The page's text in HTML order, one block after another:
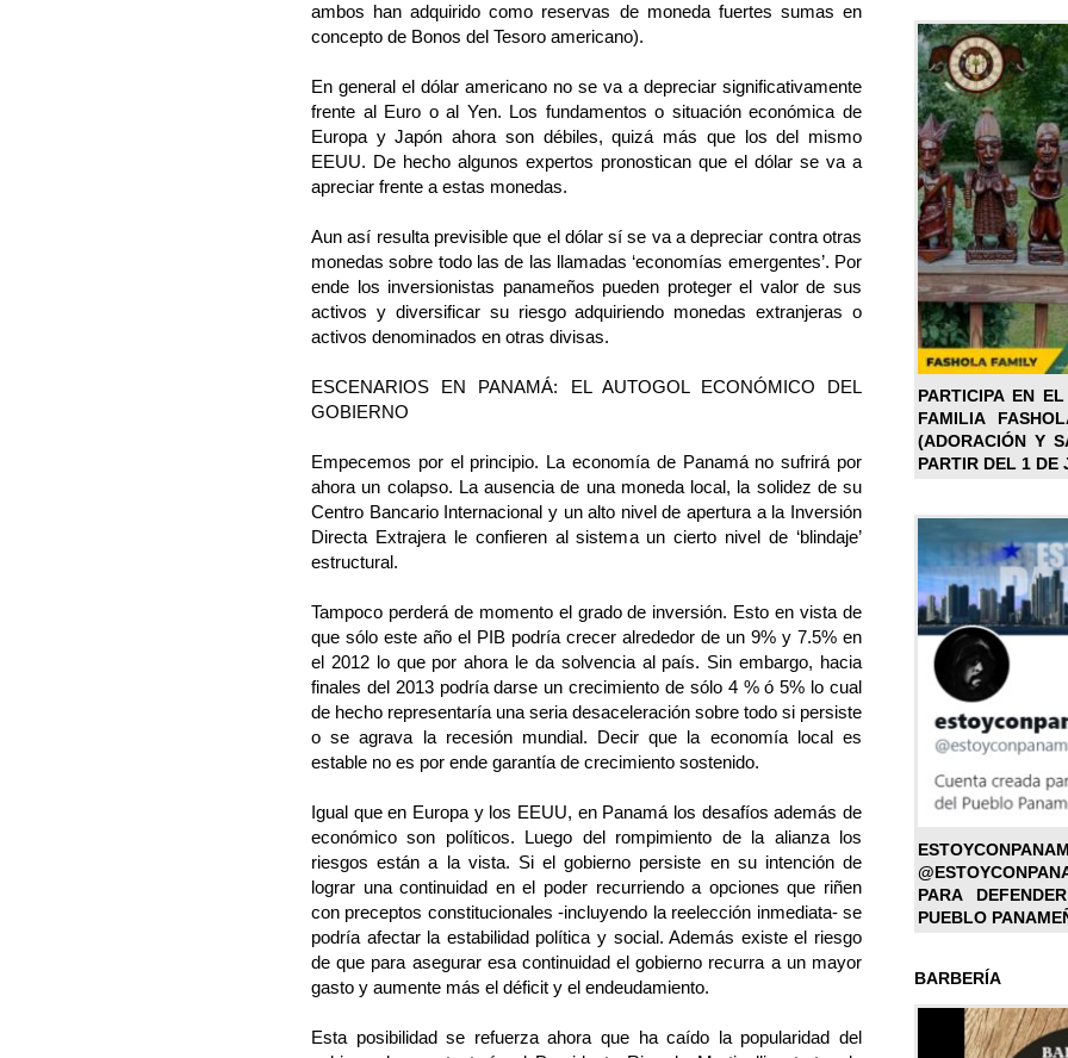
ambos han adquirido como reservas de moneda fuertes sumas en
concepto de Bonos del Tesoro americano).
En general el dólar americano no se va a depreciar significativamente
frente al Euro o al Yen. Los fundamentos o situación económica de
Europa y Japón ahora son débiles, quizá más que los del mismo
EEUU. De hecho algunos expertos pronostican que el dólar se va a
apreciar frente a estas monedas.
Aun así resulta previsible que el dólar sí se va a depreciar contra otras
monedas sobre todo las de las llamadas ‘economías emergentes’. Por
ende los inversionistas panameños pueden proteger el valor de sus
activos y diversificar su riesgo adquiriendo monedas extranjeras o
activos denominados en otras divisas.
ESCENARIOS EN PANAMÁ: EL AUTOGOL ECONÓMICO DEL
GOBIERNO
Empecemos por el principio. La economía de Panamá no sufrirá por
ahora un colapso. La ausencia de una moneda local, la solidez de su
Centro Bancario Internacional y un alto nivel de apertura a la Inversión
Directa Extrajera le confieren al sistema un cierto nivel de ‘blindaje’
estructural.
Tampoco perderá de momento el grado de inversión. Esto en vista de
que sólo este año el PIB podría crecer alrededor de un 9% y 7.5% en
el 2012 lo que por ahora le da solvencia al país. Sin embargo, hacia
finales del 2013 podría darse un crecimiento de sólo 4 % ó 5% lo cual
de hecho representaría una seria desaceleración sobre todo si persiste
o se agrava la recesión mundial. Decir que la economía local es
estable no es por ende garantía de crecimiento sostenido.
Igual que en Europa y los EEUU, en Panamá los desafíos además de
económico son políticos. Luego del rompimiento de la alianza los
riesgos están a la vista. Si el gobierno persiste en su intención de
lograr una continuidad en el poder recurriendo a opciones que riñen
con preceptos constitucionales -incluyendo la reelección inmediata- se
podría afectar la estabilidad política y social. Además existe el riesgo
de que para asegurar esa continuidad el gobierno recurra a un mayor
gasto y aumente más el déficit y el endeudamiento.
Esta posibilidad se refuerza ahora que ha caído la popularidad del
PARTICIPA EN
FAMILIA
(ADORACIÓN Y
PARTIR DEL 1 DE
PARA
PUEBLO
BARBERÍA